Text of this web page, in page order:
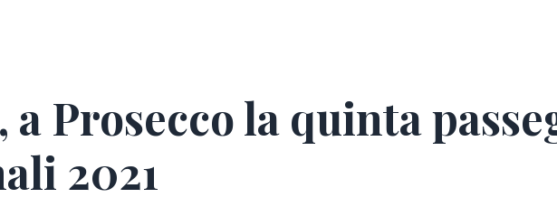
a Prosecco la quinta
2021